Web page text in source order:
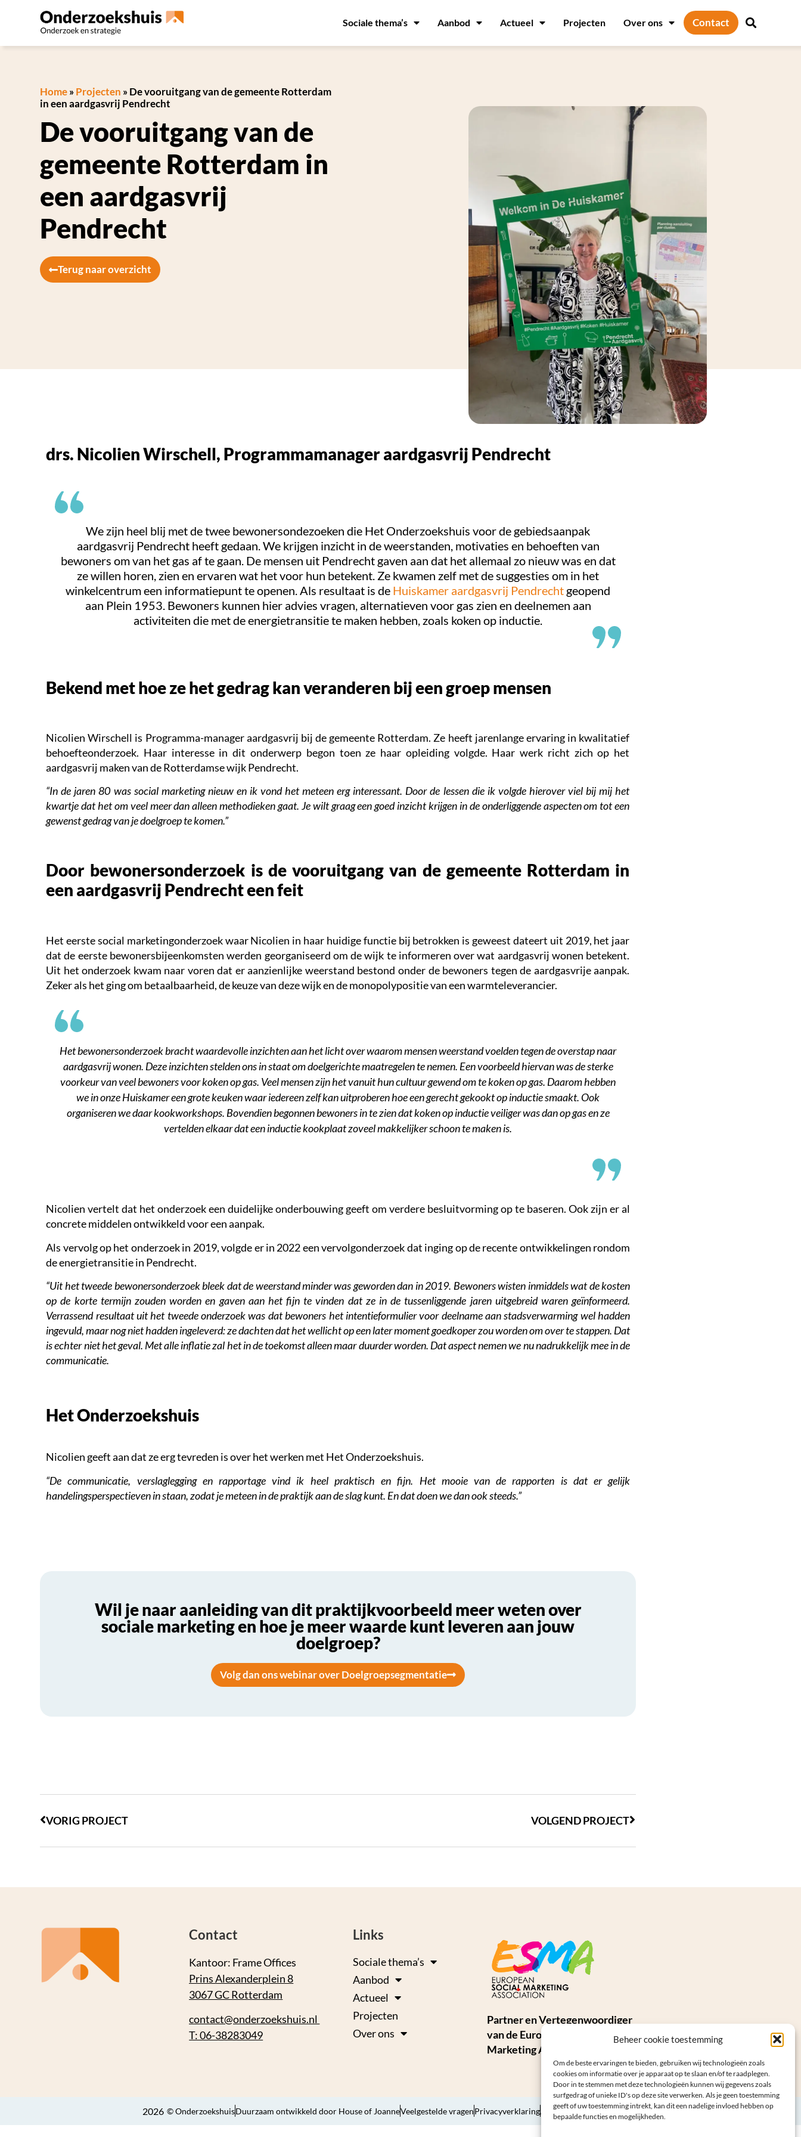
Beheer cookie toestemming
Om de beste ervaringen te bieden, gebruiken wij technologieën zoals
cookies om informatie over je apparaat op te slaan en/of te raadplegen.
Door in te stemmen met deze technologieën kunnen wij gegevens zoals
surfgedrag of unieke ID's op deze site verwerken. Als je geen toestemming
geeft of uw toestemming intrekt, kan dit een nadelige invloed hebben op
bepaalde functies en mogelijkheden.
Sociale thema’s Aanbod Actueel Projecten Over ons Contact
Home»Projecten »De vooruitgang van de gemeente Rotterdam
in een aardgasvrij Pendrecht
De vooruitgang van de
gemeente Rotterdam in
een aardgasvrij
Pendrecht
Terug naar overzicht
drs. Nicolien Wirschell, Programmamanager aardgasvrij Pendrecht
We zijn heel blij met de twee bewonersondezoeken die Het Onderzoekshuis voor de gebiedsaanpak
aardgasvrij Pendrecht heeft gedaan. We krijgen inzicht in de weerstanden, motivaties en behoeften van
bewoners om van het gas af te gaan. De mensen uit Pendrecht gaven aan dat het allemaal zo nieuw was en dat
ze willen horen, zien en ervaren wat het voor hun betekent. Ze kwamen zelf met de suggesties om in het
winkelcentrum een informatiepunt te openen. Als resultaat is de Huiskamer aardgasvrij Pendrecht geopend
aan Plein 1953. Bewoners kunnen hier advies vragen, alternatieven voor gas zien en deelnemen aan
activiteiten die met de energietransitie te maken hebben, zoals koken op inductie.
Bekend met hoe ze het gedrag kan veranderen bij een groep mensen
Nicolien Wirschell is Programma-manager aardgasvrij bij de gemeente Rotterdam. Ze heeft jarenlange ervaring in kwalitatief
behoefteonderzoek. Haar interesse in dit onderwerp begon toen ze haar opleiding volgde. Haar werk richt zich op het
aardgasvrij maken van de Rotterdamse wijk Pendrecht.
“In de jaren 80 was social marketing nieuw en ik vond het meteen erg interessant. Door de lessen die ik volgde hierover viel bij mij het
kwartje dat het om veel meer dan alleen methodieken gaat. Je wilt graag een goed inzicht krijgen in de onderliggende aspecten om tot een
gewenst gedrag van je doelgroep te komen.”
Door bewonersonderzoek is de vooruitgang van de gemeente Rotterdam in
een aardgasvrij Pendrecht een feit
Het eerste social marketingonderzoek waar Nicolien in haar huidige functie bij betrokken is geweest dateert uit 2019, het jaar
dat de eerste bewonersbijeenkomsten werden georganiseerd om de wijk te informeren over wat aardgasvrij wonen betekent.
Uit het onderzoek kwam naar voren dat er aanzienlijke weerstand bestond onder de bewoners tegen de aardgasvrije aanpak.
Zeker als het ging om betaalbaarheid, de keuze van deze wijk en de monopolypositie van een warmteleverancier.
Het bewonersonderzoek bracht waardevolle inzichten aan het licht over waarom mensen weerstand voelden tegen de overstap naar
aardgasvrij wonen. Deze inzichten stelden ons in staat om doelgerichte maatregelen te nemen. Een voorbeeld hiervan was de sterke
voorkeur van veel bewoners voor koken op gas. Veel mensen zijn het vanuit hun cultuur gewend om te koken op gas. Daarom hebben
we in onze Huiskamer een grote keuken waar iedereen zelf kan uitproberen hoe een gerecht gekookt op inductie smaakt. Ook
organiseren we daar kookworkshops. Bovendien begonnen bewoners in te zien dat koken op inductie veiliger was dan op gas en ze
vertelden elkaar dat een inductie kookplaat zoveel makkelijker schoon te maken is.
Nicolien vertelt dat het onderzoek een duidelijke onderbouwing geeft om verdere besluitvorming op te baseren. Ook zijn er al
concrete middelen ontwikkeld voor een aanpak.
Als vervolg op het onderzoek in 2019, volgde er in 2022 een vervolgonderzoek dat inging op de recente ontwikkelingen rondom
de energietransitie in Pendrecht.
“Uit het tweede bewonersonderzoek bleek dat de weerstand minder was geworden dan in 2019. Bewoners wisten inmiddels wat de kosten
op de korte termijn zouden worden en gaven aan het fijn te vinden dat ze in de tussenliggende jaren uitgebreid waren geïnformeerd.
Verrassend resultaat uit het tweede onderzoek was dat bewoners het intentieformulier voor deelname aan stadsverwarming wel hadden
ingevuld, maar nog niet hadden ingeleverd: ze dachten dat het wellicht op een later moment goedkoper zou worden om over te stappen. Dat
is echter niet het geval. Met alle inflatie zal het in de toekomst alleen maar duurder worden. Dat aspect nemen we nu nadrukkelijk mee in de
communicatie.
Het Onderzoekshuis
Nicolien geeft aan dat ze erg tevreden is over het werken met Het Onderzoekshuis.
“De communicatie, verslaglegging en rapportage vind ik heel praktisch en fijn. Het mooie van de rapporten is dat er gelijk
handelingsperspectieven in staan, zodat je meteen in de praktijk aan de slag kunt. En dat doen we dan ook steeds.”
Wil je naar aanleiding van dit praktijkvoorbeeld meer weten over
sociale marketing en hoe je meer waarde kunt leveren aan jouw
doelgroep?
Volg dan ons webinar over Doelgroepsegmentatie
VORIG PROJECT VOLGEND PROJECT
Contact
Kantoor: Frame Offices
Prins Alexanderplein 8
3067 GC Rotterdam
contact@onderzoekshuis.nl
T: 06-38283049
Links
Sociale thema’s
Aanbod
Actueel
Projecten
Over ons
Partner en Vertegenwoordiger
van de European Social
Marketing Association (ESMA)
2026 © OnderzoekshuisDuurzaam ontwikkeld door House of JoanneVeelgestelde vragenPrivacyverklaringAlgemene voorwaarden Sitemap